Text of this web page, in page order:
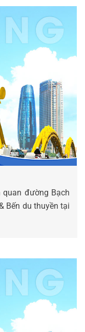
đường Bạch
Bến du thuyền tại